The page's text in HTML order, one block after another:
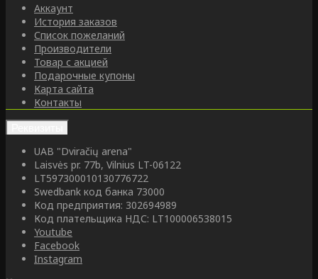
Аккаунт
История заказов
Список пожеланий
Производители
Товар с акцией
Подарочные купоны
Карта сайта
Контакты
UAB "Dviračių arena"
Laisvės pr. 77b, Vilnius LT-06122
LT597300010130776722
Swedbank код банка 73000
Код предприятия: 302694989
Код плательщика НДС: LT100006538015
Youtube
Facebook
Instagram